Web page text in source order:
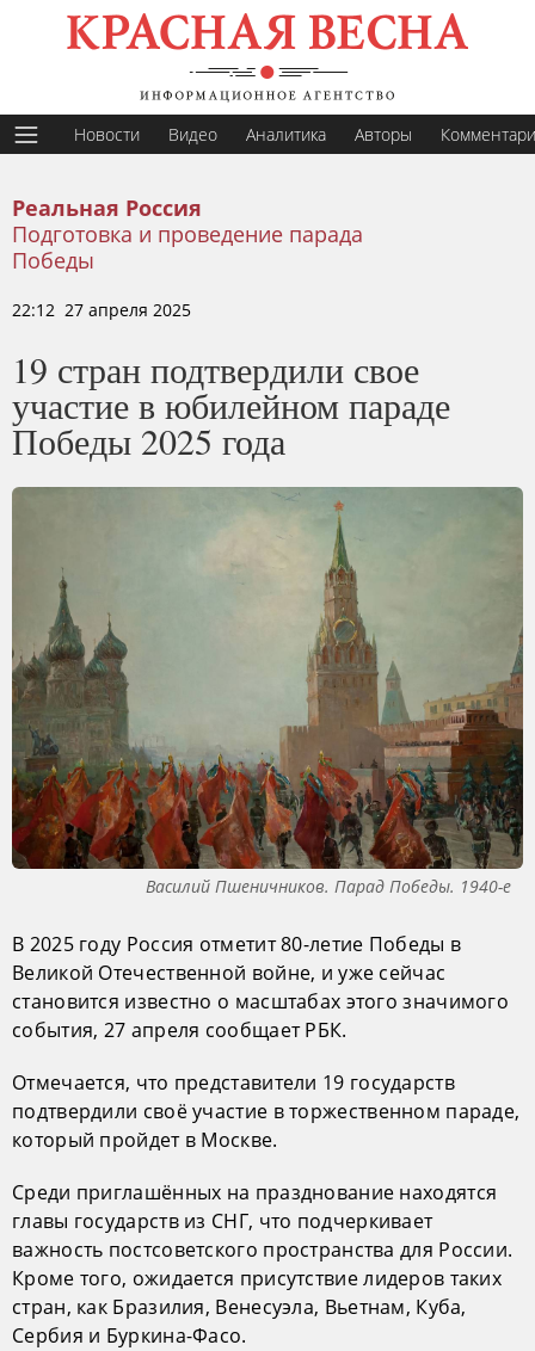
Новости Видео Аналитика Авторы
Реальная Россия
Подготовка и проведение парада
Победы
22:12 27 апреля 2025
19 стран подтвердили свое
участие в юбилейном параде
Победы 2025 года
Василий Пшеничников. Парад Победы. 1940-е
В 2025 году Россия отметит 80-летие Победы в
Великой Отечественной войне, и уже сейчас
становится известно о масштабах этого значимого
события, 27 апреля сообщает РБК.
Отмечается, что представители 19 государств
подтвердили своё участие в торжественном параде,
который пройдет в Москве.
Среди приглашённых на празднование находятся
главы государств из СНГ, что подчеркивает
важность постсоветского пространства для России.
Кроме того, ожидается присутствие лидеров таких
стран, как Бразилия, Венесуэла, Вьетнам, Куба,
Сербия и Буркина-Фасо.